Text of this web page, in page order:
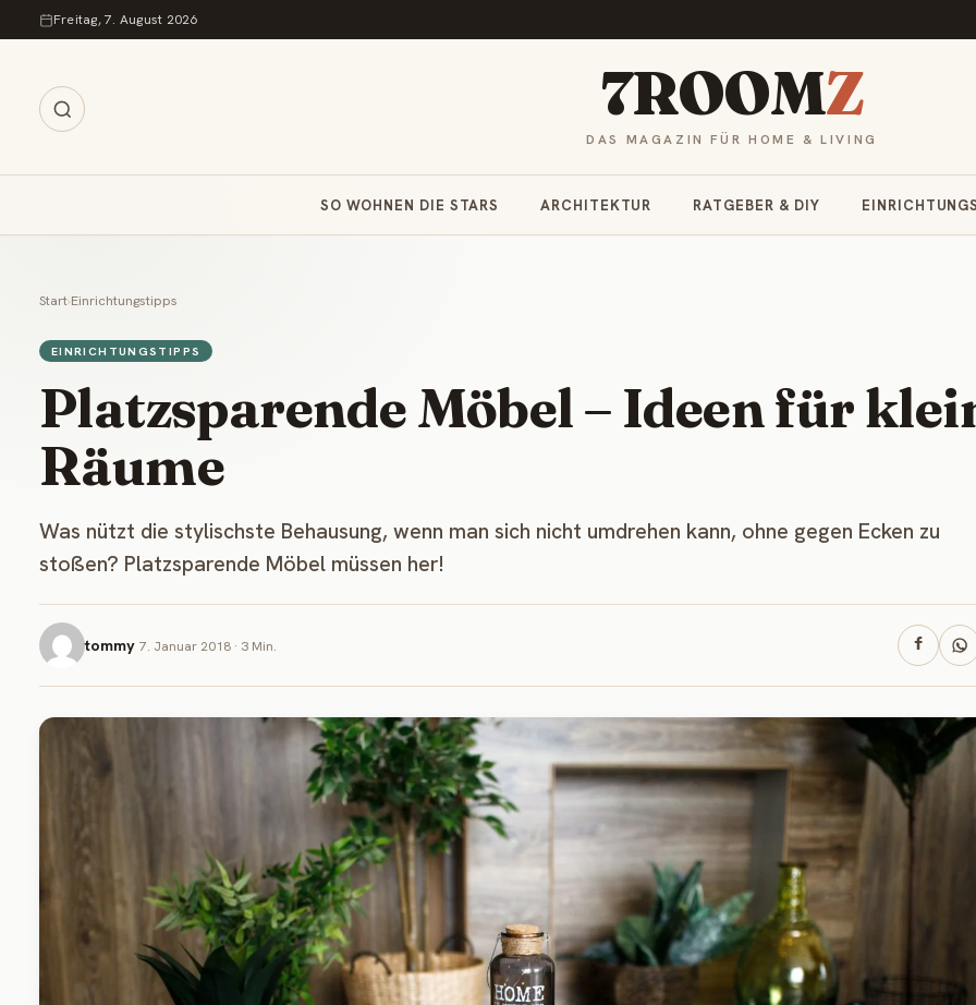
Zum Inhalt springen
Freitag, 7. August 2026
7ROOMZ
DAS MAGAZIN FÜR HOME & LIVING
SO WOHNEN DIE STARS ARCHITEKTUR RATGEBER & DIY
Start›Einrichtungstipps
EINRICHTUNGSTIPPS
Platzsparende Möbel – Ideen für
Räume
Was nützt die stylischste Behausung, wenn man sich nicht umdrehen kann, ohne gegen Ecken zu
stoßen? Platzsparende Möbel müssen her!
tommy 7. Januar 2018 · 3 Min.